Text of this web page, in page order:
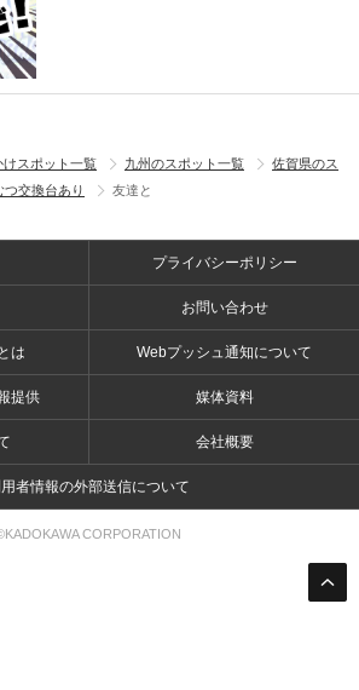
けスポット一覧 九州のスポット一覧
佐賀県のス
つ交換台あり 友達と
プライバシーポリシー
お問い合わせ
は Webプッシュ通知について
提供 媒体資料
会社概要
者情報の外部送信について
CORPORATION